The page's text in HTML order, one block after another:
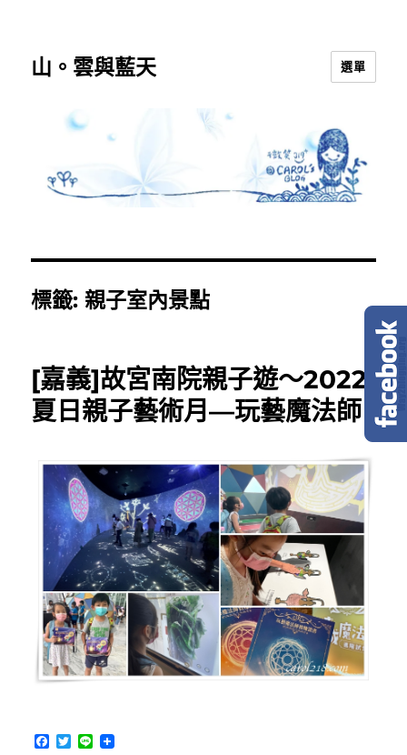
山。雲與藍天 選單
標籤: 親子室內景點
[嘉義]故宮南院親子遊～2022
夏日親子藝術月—玩藝魔法師
F
T
L